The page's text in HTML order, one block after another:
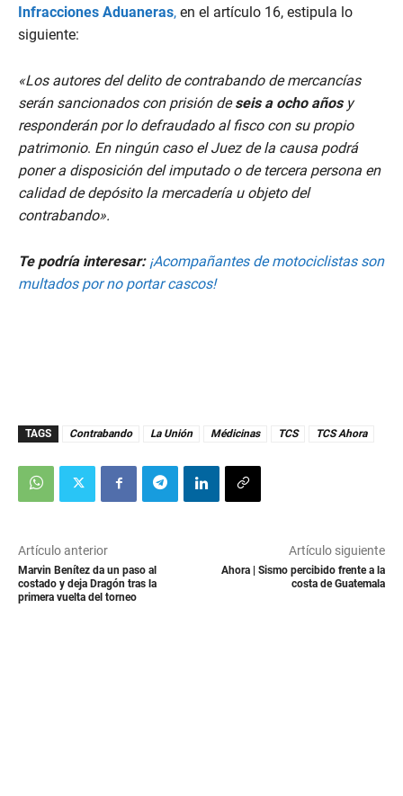
Infracciones Aduaneras, en el artículo 16, estipula lo
siguiente:
«Los autores del delito de contrabando de mercancías
serán sancionados con prisión deseis a ocho añosy
responderán por lo defraudado al fisco con su propio
patrimonio. En ningún caso el Juez de la causa podrá
poner a disposición del imputado o de tercera persona en
calidad de depósito la mercadería u objeto del
contrabando».
Te podría interesar: ¡Acompañantes de motociclistas son
multados por no portar cascos!
TAGS Contrabando La Unión Médicinas TCS TCS Ahora
Artículo anterior
Marvin Benítez da un paso al
costado y deja Dragón tras la
primera vuelta del torneo
Artículo siguiente
Ahora | Sismo percibido frente a la
costa de Guatemala